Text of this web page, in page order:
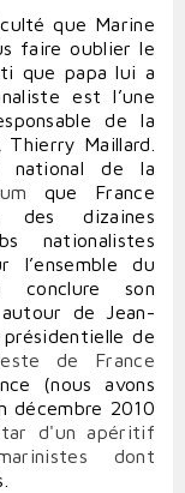
que Marine
faire oublier le
que papa lui a
est l’une
de la
Maillard.
national de la
que France
des dizaines
nationalistes
l’ensemble du
conclure son
de Jean-
de
de France
(nous avons
décembre 2010
d'un apéritif
dont